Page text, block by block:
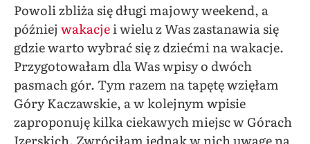
Powoli zbliża się długi majowy weekend, a
później wakacjei wielu z Was zastanawia się
gdzie warto wybrać się z dziećmi na wakacje.
Przygotowałam dla Was wpisy o dwóch
pasmach gór. Tym razem na tapętę wzięłam
Góry Kaczawskie, a w kolejnym wpisie
zaproponuję kilka ciekawych miejsc w Górach